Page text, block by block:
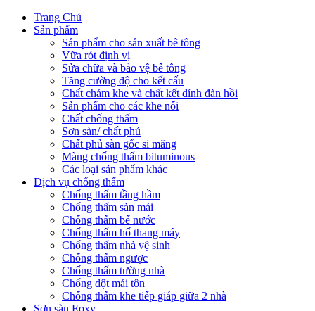
Trang Chủ
Sản phẩm
Sản phẩm cho sản xuất bê tông
Vữa rót định vị
Sửa chữa và bảo vệ bê tông
Tăng cường độ cho kết cấu
Chất chám khe và chất kết dính đàn hồi
Sản phẩm cho các khe nối
Chất chống thấm
Sơn sàn/ chất phủ
Chất phủ sàn gốc si măng
Màng chống thấm bituminous
Các loại sản phẩm khác
Dịch vụ chống thấm
Chống thấm tầng hầm
Chống thấm sàn mái
Chống thấm bể nước
Chống thấm hố thang máy
Chống thấm nhà vệ sinh
Chống thấm ngược
Chống thấm tường nhà
Chống dột mái tôn
Chống thấm khe tiếp giáp giữa 2 nhà
Sơn sàn Eoxy